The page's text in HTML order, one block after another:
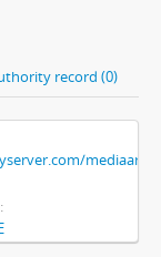
record (0)
mediaart/